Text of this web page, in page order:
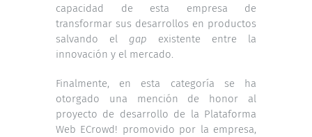
capacidad de esta empresa de
transformar sus desarrollos en productos
salvando el gap existente entre la
innovación y el mercado.
Finalmente, en esta categoría se ha
otorgado una mención de honor al
proyecto de desarrollo de la Plataforma
Web ECrowd! promovido por la empresa,